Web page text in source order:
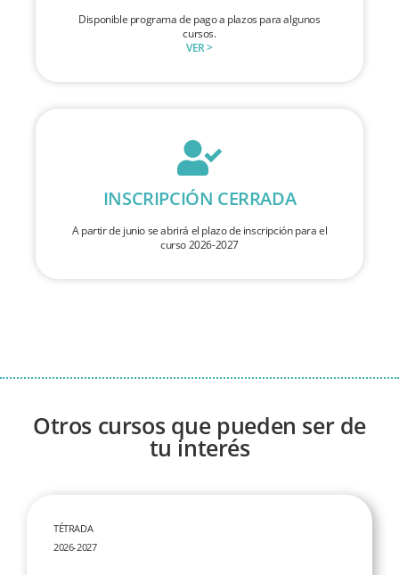
Disponible programa de pago a plazos para algunos
cursos.
VER >
INSCRIPCIÓN CERRADA
A partir de junio se abrirá el plazo de inscripción para el
curso 2026-2027
Otros cursos que pueden ser de
tu interés
TÉTRADA
2026-2027